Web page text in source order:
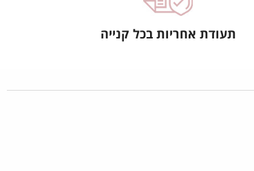
תעודת אחריות בכל קנייה